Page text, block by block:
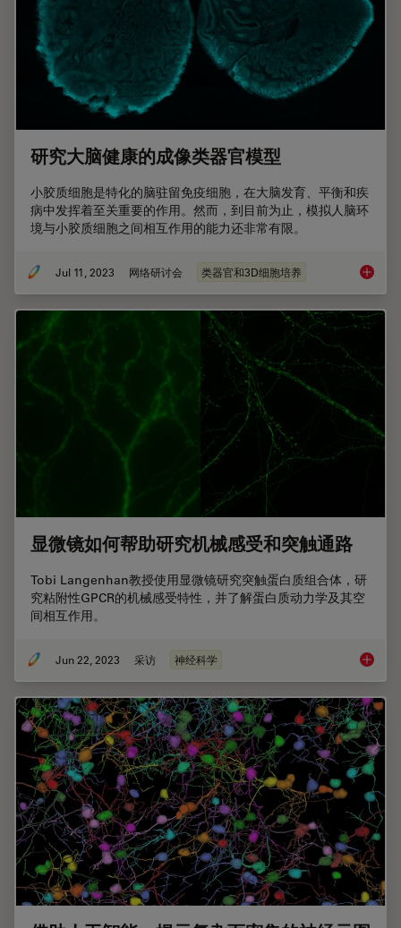
研究大脑健康的成像类器官模型
小胶质细胞是特化的脑驻留免疫细胞，在大脑发育、平衡和疾
病中发挥着至关重要的作用。然而，到目前为止，模拟人脑环
境与小胶质细胞之间相互作用的能力还非常有限。
Jul 11, 2023 网络研讨会 类器官和3D细胞培养 研究大
显微镜如何帮助研究机械感受和突触通路
Tobi Langenhan教授使用显微镜研究突触蛋白质组合体，研
究粘附性GPCR的机械感受特性，并了解蛋白质动力学及其空
间相互作用。
Jun 22, 2023 采访 神经科学 显微镜